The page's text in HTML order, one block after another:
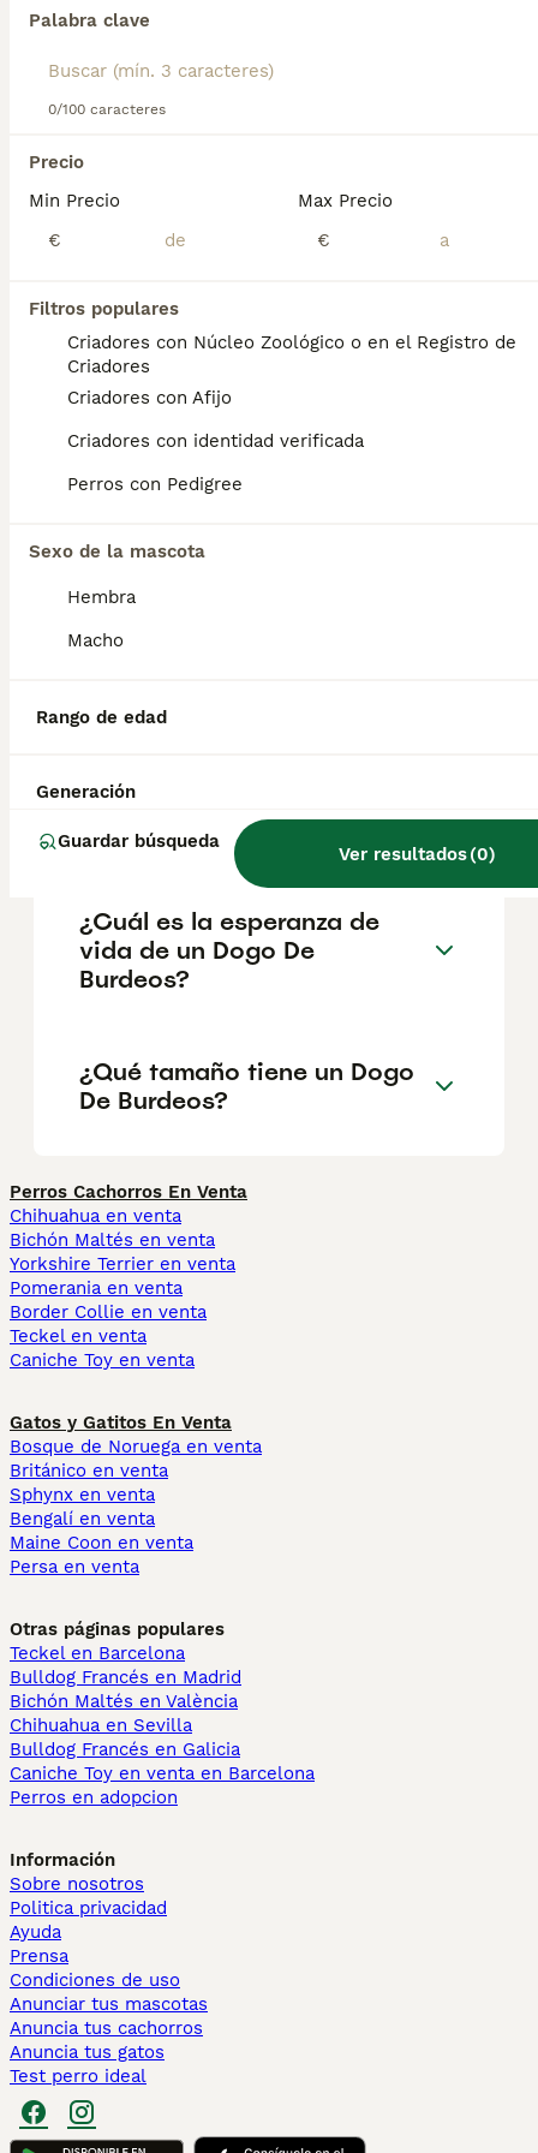
Palabra clave
0/100 caracteres
Precio
Min Precio
€
Max Precio
€
Filtros populares
Criadores con Núcleo Zoológico o en el Registro de
Criadores
Criadores con Afijo
Criadores con identidad verificada
Perros con Pedigree
Sexo de la mascota
Hembra
Macho
Rango de edad
Generación
Guardar búsqueda
Ver resultados(0)
jardines.
Lee nuestra página de consejos de compra de Dogo de
para obtener información sobre esta raza de
perro.
Encontramos 0 Dogo de Burdeos Cachorros
en venta en Cataluña.
Guardar búsqueda
Preguntas frecuentes
¿Cuánto cuesta un cachorro
de Dogo De Burdeos?
Burdeos en España es de aproximadamente
reputación del criador y la ubicación.
¿Cómo es el carácter de
desventajas de la raza Dogo
De Burdeos?
¿Cuál es la esperanza de
vida de un Dogo De
Burdeos?
¿Qué tamaño tiene un Dogo
De Burdeos?
Perros Cachorros En Venta
Chihuahua en venta
Bichón Maltés en venta
Yorkshire Terrier en venta
Pomerania en venta
Border Collie en venta
Teckel en venta
Caniche Toy en venta
Gatos y Gatitos En Venta
Bosque de Noruega en venta
Británico en venta
Sphynx en venta
Bengalí en venta
Maine Coon en venta
Persa en venta
Otras páginas populares
Teckel en Barcelona
Bulldog Francés en Madrid
Bichón Maltés en València
Chihuahua en Sevilla
Bulldog Francés en Galicia
Caniche Toy en venta en Barcelona
Perros en adopcion
Información
Sobre nosotros
Politica privacidad
Ayuda
Prensa
Condiciones de uso
Anunciar tus mascotas
Anuncia tus cachorros
Anuncia tus gatos
Test perro ideal